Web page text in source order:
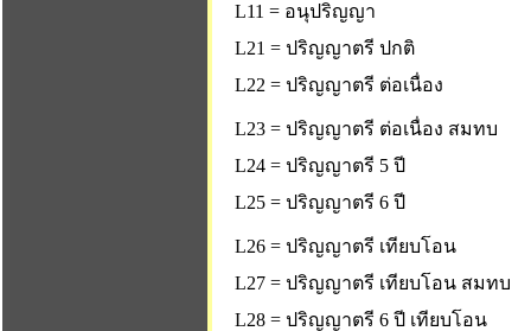
L11 = อนุปริญญา
L21 = ปริญญาตรี ปกติ
L22 = ปริญญาตรี ต่อเนื่อง
L23 = ปริญญาตรี ต่อเนื่อง สมทบ
L24 = ปริญญาตรี 5 ปี
L25 = ปริญญาตรี 6 ปี
L26 = ปริญญาตรี เทียบโอน
L27 = ปริญญาตรี เทียบโอน สมทบ
L28 = ปริญญาตรี 6 ปี เทียบโอน